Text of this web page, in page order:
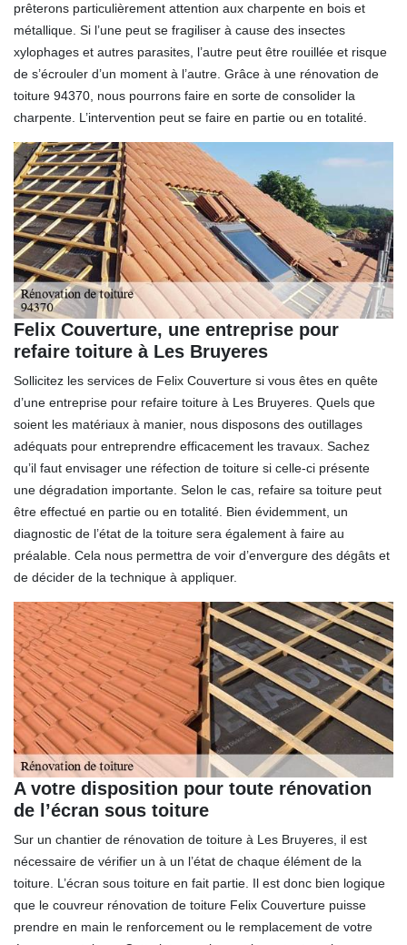
prêterons particulièrement attention aux charpente en bois et
métallique. Si l’une peut se fragiliser à cause des insectes
xylophages et autres parasites, l’autre peut être rouillée et risque
de s’écrouler d’un moment à l’autre. Grâce à une rénovation de
toiture 94370, nous pourrons faire en sorte de consolider la
charpente. L’intervention peut se faire en partie ou en totalité.
Felix Couverture, une entreprise pour
refaire toiture à Les Bruyeres
Sollicitez les services de Felix Couverture si vous êtes en quête
d’une entreprise pour refaire toiture à Les Bruyeres. Quels que
soient les matériaux à manier, nous disposons des outillages
adéquats pour entreprendre efficacement les travaux. Sachez
qu’il faut envisager une réfection de toiture si celle-ci présente
une dégradation importante. Selon le cas, refaire sa toiture peut
être effectué en partie ou en totalité. Bien évidemment, un
diagnostic de l’état de la toiture sera également à faire au
préalable. Cela nous permettra de voir d’envergure des dégâts et
de décider de la technique à appliquer.
A votre disposition pour toute rénovation
de l’écran sous toiture
Sur un chantier de rénovation de toiture à Les Bruyeres, il est
nécessaire de vérifier un à un l’état de chaque élément de la
toiture. L’écran sous toiture en fait partie. Il est donc bien logique
que le couvreur rénovation de toiture Felix Couverture puisse
prendre en main le renforcement ou le remplacement de votre